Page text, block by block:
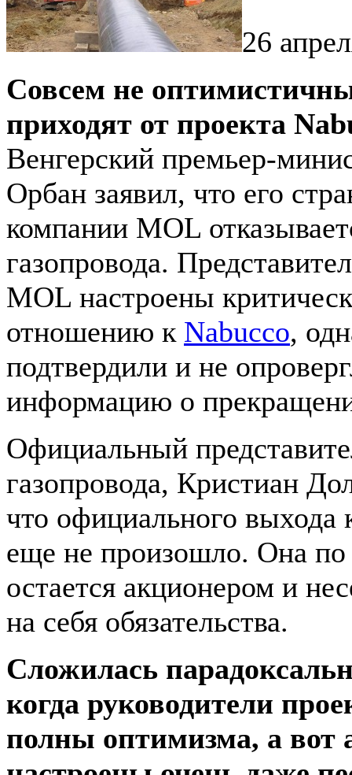
26
Совсем не
приходят от проекта
Венгерский премьер-
Орбан заявил, что его
компании MOL
газопровода.
MOL настроены
отношению к Nabuccо,
подтвердили и не
информацию о
Официальный
газопровода, Кристиан
что официального
еще не произошло. Она
остается акционером и
на себя обязательства.
Сложилась
когда руководители
полны оптимизма, а вот